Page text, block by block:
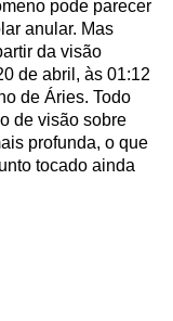
pode parecer
anular. Mas
da visão
de abril, às 01:12
de Áries. Todo
de visão sobre
profunda, o que
tocado ainda